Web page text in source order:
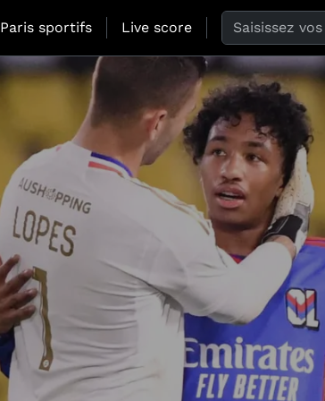
Paris sportifs Live score Search the